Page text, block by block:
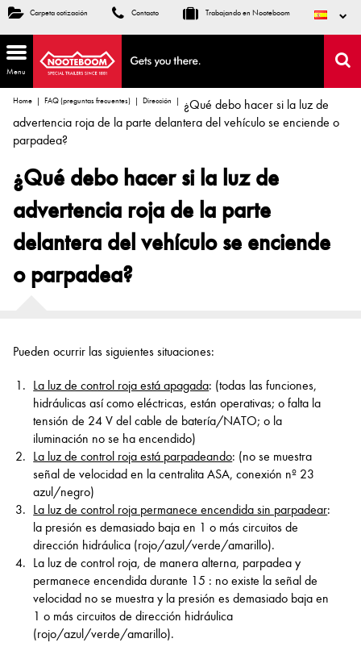
Carpeta cotización Contacto Trabajando en Nooteboom
Menu
Home FAQ (preguntas frecuentes) Dirección
¿Qué debo hacer si la luz de
advertencia roja de la parte delantera del vehículo se enciende o
parpadea?
¿Qué debo hacer si la luz de
advertencia roja de la parte
delantera del vehículo se enciende
o parpadea?
Pueden ocurrir las siguientes situaciones:
La luz de control roja está apagada: (todas las funciones,
hidráulicas así como eléctricas, están operativas; o falta la
tensión de 24 V del cable de batería/NATO; o la
iluminación no se ha encendido)
La luz de control roja está parpadeando: (no se muestra
señal de velocidad en la centralita ASA, conexión nº 23
azul/negro)
La luz de control roja permanece encendida sin parpadear:
la presión es demasiado baja en 1 o más circuitos de
dirección hidráulica (rojo/azul/verde/amarillo).
La luz de control roja, de manera alterna, parpadea y
permanece encendida durante 15 : no existe la señal de
velocidad no se muestra y la presión es demasiado baja en
1 o más circuitos de dirección hidráulica
(rojo/azul/verde/amarillo).